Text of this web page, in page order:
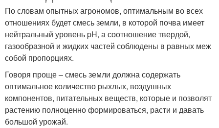
По словам опытных агрономов, оптимальным во всех
отношениях будет смесь земли, в которой почва имеет
нейтральный уровень pH, а соотношение твердой,
газообразной и жидких частей соблюдены в равных меж
собой пропорциях.
Говоря проще – смесь земли должна содержать
оптимальное количество рыхлых, воздушных
компонентов, питательных веществ, которые и позволят
растению полноценно формироваться, расти и давать
большой урожай.